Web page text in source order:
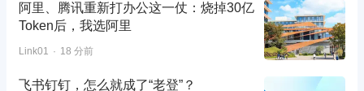
阿里、腾讯重新打办公这一仗：烧掉30亿
Token后，我选阿里
Link01 18 分前
飞书钉钉，怎么就成了“老登”？